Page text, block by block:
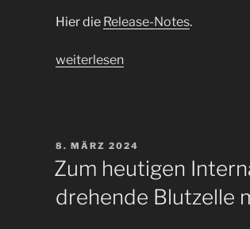
Hier die Release-Notes.
„Neue
weiterlesen
VERÖFFENTLICHT
AM
8. MÄRZ 2024
Zum heutigen
drehende Blutzelle